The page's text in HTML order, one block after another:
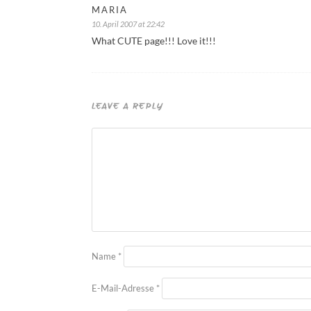
MARIA
10. April 2007 at 22:42
What CUTE page!!! Love it!!!
LEAVE A REPLY
Name *
E-Mail-Adresse *